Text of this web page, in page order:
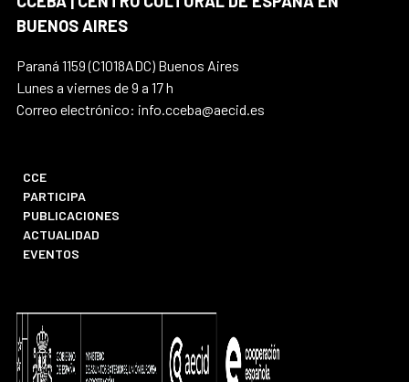
BUENOS AIRES
Paraná 1159 (C1018ADC) Buenos Aires
Lunes a viernes de 9 a 17 h
Correo electrónico: info.cceba@aecid.es
CCE
PARTICIPA
PUBLICACIONES
ACTUALIDAD
EVENTOS